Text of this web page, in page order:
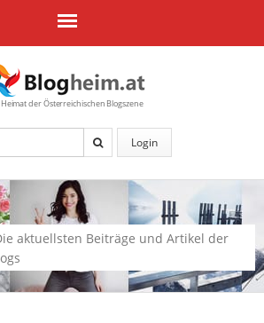
Heimat der Österreichischen Blogszene
Login
aktuellsten Beiträge und Artikel der